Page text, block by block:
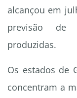
alcançou em
previsão de
produzidas.
Os estados de
concentram a